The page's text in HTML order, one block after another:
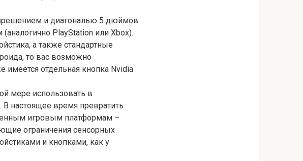
и диагональю 5 дюймов
PlayStation или Xbox).
а также стандартные
то вас возможно
имеется отдельная кнопка Nvidia
мере использовать в
настоящее время превратить
игровым платформам –
ограничения сенсорных
и кнопками, как у